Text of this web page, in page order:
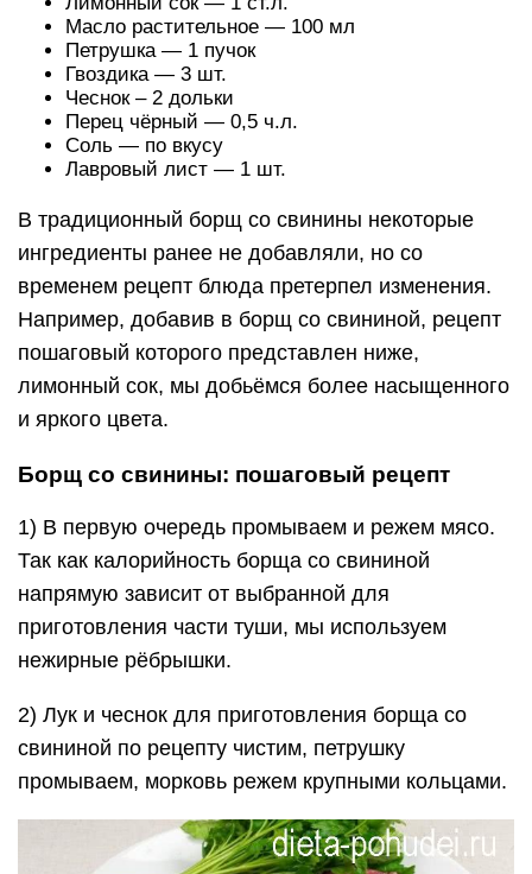
Масло растительное — 100 мл
Петрушка — 1 пучок
Гвоздика — 3 шт.
Чеснок – 2 дольки
Перец чёрный — 0,5 ч.л.
Соль — по вкусу
Лавровый лист — 1 шт.
В традиционный борщ со свинины некоторые
ингредиенты ранее не добавляли, но со
временем рецепт блюда претерпел изменения.
Например, добавив в борщ со свининой, рецепт
пошаговый которого представлен ниже,
лимонный сок, мы добьёмся более насыщенного
и яркого цвета.
Борщ со свинины: пошаговый рецепт
1) В первую очередь промываем и режем мясо.
Так как калорийность борща со свининой
напрямую зависит от выбранной для
приготовления части туши, мы используем
нежирные рёбрышки.
2) Лук и чеснок для приготовления борща со
свининой по рецепту чистим, петрушку
промываем, морковь режем крупными кольцами.